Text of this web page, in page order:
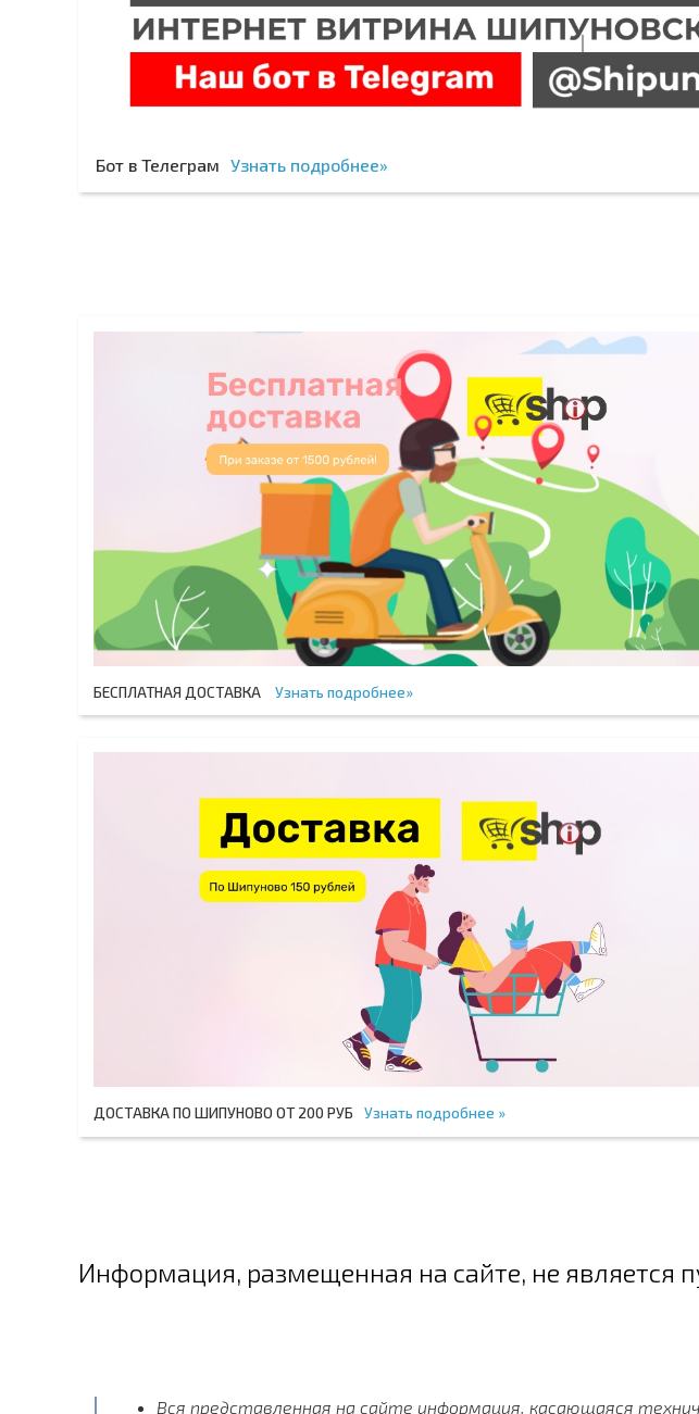
Бот в Телеграм Узнать подробнее»
БЕСПЛАТНАЯ ДОСТАВКА Узнать подробнее»
ДОСТАВКА ПО ШИПУНОВО ОТ 200 РУБ Узнать подробнее »
Информация, размещенная на сайте, не является
Вся представленная на сайте информация, касающаяся